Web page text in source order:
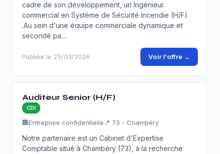
cadre de son développement, un Ingénieur
commercial en Système de Sécurité Incendie (H/F)
.Au sein d'une équipe commerciale dynamique et
secondé pa…
Publiée le 25/03/2026 Voir l'offre →
Auditeur Senior (H/F)
CDI
🏢Entreprise confidentielle 📍 73 - Chambéry
Notre partenaire est un Cabinet d'Expertise
Comptable situé à Chambéry (73), à la recherche